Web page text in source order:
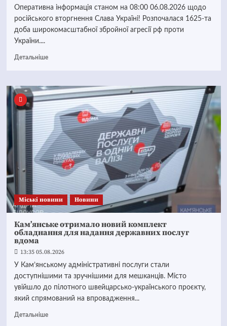
Оперативна інформація станом на 08:00 06.08.2026 щодо
російського вторгнення Слава Україні! Розпочалася 1625-та
доба широкомасштабної збройної агресії рф проти
України....
Детальніше
Mіські новини Новини
Кам’янське отримало новий комплект
обладнання для надання державних послуг
вдома
13:35 05.08.2026
У Кам’янському адміністративні послуги стали
доступнішими та зручнішими для мешканців. Місто
увійшло до пілотного швейцарсько-українського проєкту,
який спрямований на впровадження...
Детальніше